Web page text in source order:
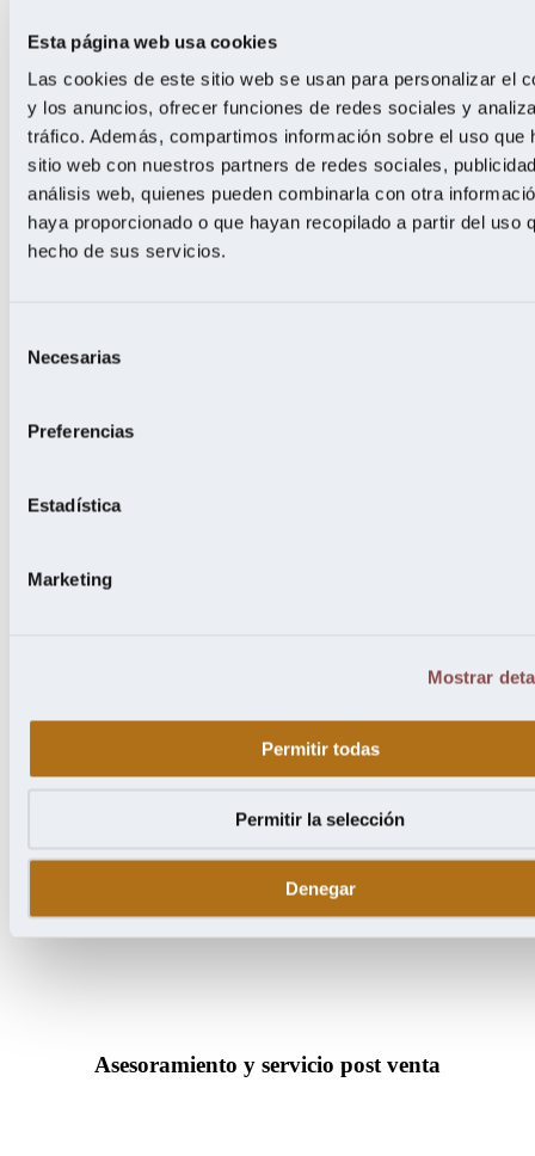
Esta página web usa cookies
Las cookies de este sitio web se usan para personalizar el
y los anuncios, ofrecer funciones de redes sociales y
tráfico. Además, compartimos información sobre el uso que
sitio web con nuestros partners de redes sociales,
análisis web, quienes pueden combinarla con otra
haya proporcionado o que hayan recopilado a partir del uso
hecho de sus servicios.
Necesarias
Preferencias
Estadística
Marketing
Mostrar
Permitir todas
Permitir la selección
Denegar
equipo
de
profesionales
asesora
a
nuestros
clientes,
dando
fabricación
de
calidades
acabados.
Asesoramiento y servicio post venta